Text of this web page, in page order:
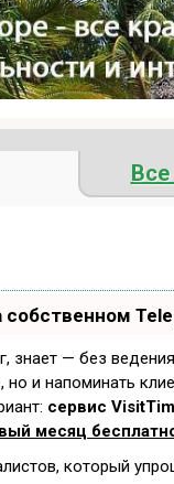
собственном
знает — без
но и напоминать
сервис
месяц
который